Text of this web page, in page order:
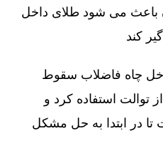
باعث می شود طلای داخل
کند
چاه فاضلاب سقوط
توالت استفاده کرد و
تا در ابتدا به حل مشکل